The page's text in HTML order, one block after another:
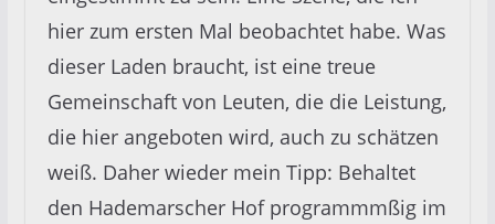
hier zum ersten Mal beobachtet habe. Was
dieser Laden braucht, ist eine treue
Gemeinschaft von Leuten, die die Leistung,
die hier angeboten wird, auch zu schätzen
weiß. Daher wieder mein Tipp: Behaltet
den Hademarscher Hof programmmßig im